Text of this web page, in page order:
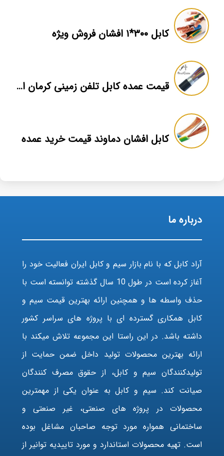
کابل ۳۰۰*۱ افشان فروش ویژه
قیمت عمده کابل تلفن زمینی کرمان اصلی
کابل افشان دماوند قیمت خرید عمده
درباره ما
آراد کابل که با نام بازار سیم و کابل ایران فعالیت خود را
آغاز کرده است در طول 10 سال گذشته توانسته است با
حذف واسطه ها و همچنین ارائه بهترین قیمت سیم و
کابل همکاری گسترده ای با پروژه های سراسر کشور
داشته باشد. در این راستا این مجموعه تلاش میکند با
ارائه بهترین محصولات تولید داخل ضمن حمایت از
تولیدکنندگان سیم و کابل، از حقوق مصرف کنندگان
صیانت کند. سیم و کابل به عنوان یکی از مهمترین
محصولات در پروژه های صنعتی، غیر صنعتی و
ساختمانی همواره مورد توجه صاحبان مشاغل بوده
است. تهیه محصولات استاندارد و مورد تاییدیه توانیر از